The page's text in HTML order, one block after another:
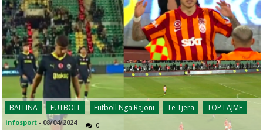
BALLINA FUTBOLL Futboll Nga Rajoni Të Tjera TOP LAJME
infosport - 08/04/2024 0